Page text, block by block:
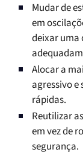
Mudar de
em
deixar uma
Alocar a
agressivo
rápidas.
Reutilizar
em vez de
segurança.